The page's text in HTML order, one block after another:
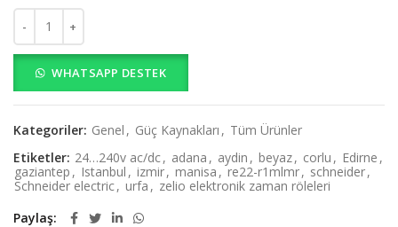
Schneider RE22-R1MLMR RE22 22,5 mm LED’li Çözümleri adet
WHATSAPP DESTEK
Kategoriler: Genel , Güç Kaynakları , Tüm Ürünler
Etiketler: 24…240v ac/dc, adana , aydin , beyaz, corlu , Edirne ,
gaziantep , Istanbul , izmir, manisa , re22-r1mlmr, schneider,
Schneider electric, urfa , zelio elektronik zaman röleleri
Paylaş